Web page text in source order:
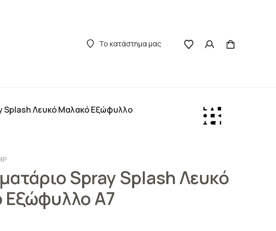
Το κατάστημα μας
Splash Λευκό Μαλακό Εξώφυλλο
Spray Splash Λευκό
Εξώφυλλο A7